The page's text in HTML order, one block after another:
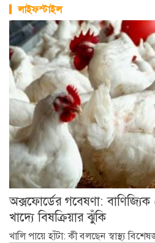
লাইফস্টাইল
অক্সফোর্ডের গবেষণা: বাণিজ্যিক
খাদ্যে বিষক্রিয়ার ঝুঁকি
খালি পায়ে হাঁটা: কী বলছেন স্বাস্থ্য